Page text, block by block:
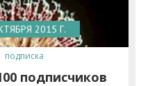
2015 Г.
подписка
подписчиков